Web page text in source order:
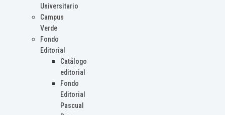
Universitario
Campus
Verde
Fondo
Editorial
Catálogo
editorial
Fondo
Editorial
Pascual